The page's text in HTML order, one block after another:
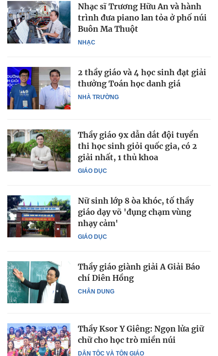
NHẠC
Nhạc sĩ Trương Hữu An và hành
trình đưa piano lan tỏa ở phố núi
Buôn Ma Thuột
NHÀ TRƯỜNG
2 thầy giáo và 4 học sinh đạt giải
thưởng Toán học danh giá
GIÁO DỤC
Thầy giáo 9x dẫn dắt đội tuyển
thi học sinh giỏi quốc gia, có 2
giải nhất, 1 thủ khoa
GIÁO DỤC
Nữ sinh lớp 8 òa khóc, tố thầy
giáo dạy võ 'đụng chạm vùng
nhạy cảm'
CHÂN DUNG
Thầy giáo giành giải A Giải Báo
chí Diên Hồng
DÂN TỘC VÀ TÔN GIÁO
Thầy Ksor Y Giêng: Ngọn lửa giữ
chữ cho học trò miền núi